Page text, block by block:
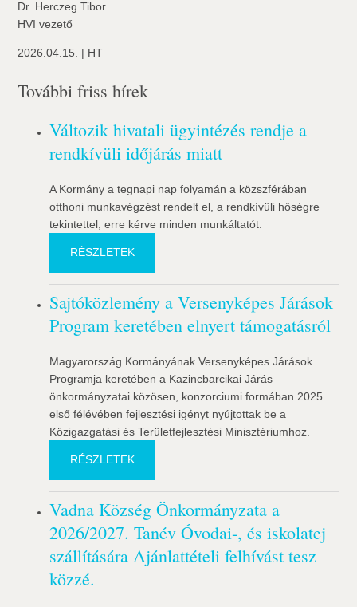
Dr. Herczeg Tibor
HVI vezető
2026.04.15. | HT
További friss hírek
Változik hivatali ügyintézés rendje a
rendkívüli időjárás miatt
A Kormány a tegnapi nap folyamán a közszférában
otthoni munkavégzést rendelt el, a rendkívüli hőségre
tekintettel, erre kérve minden munkáltatót.
RÉSZLETEK
Sajtóközlemény a Versenyképes Járások
Program keretében elnyert támogatásról
Magyarország Kormányának Versenyképes Járások
Programja keretében a Kazincbarcikai Járás
önkormányzatai közösen, konzorciumi formában 2025.
első félévében fejlesztési igényt nyújtottak be a
Közigazgatási és Területfejlesztési Minisztériumhoz.
RÉSZLETEK
Vadna Község Önkormányzata a
2026/2027. Tanév Óvodai-, és iskolatej
szállítására Ajánlattételi felhívást tesz
közzé.